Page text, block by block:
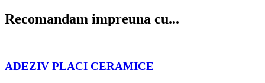
Recomandam impreuna cu...
ADEZIV PLACI CERAMICE